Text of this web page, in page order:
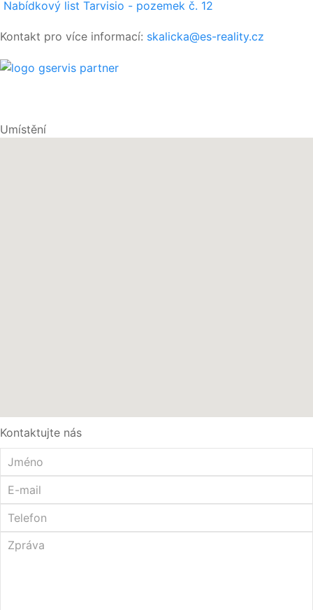
Nabídkový list Tarvisio - pozemek č. 12
Kontakt pro více informací: skalicka@es-reality.cz
Umístění
Kontaktujte nás